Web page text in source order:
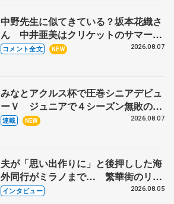
中野先生に似てきている？坂本花織さ
ん 中井亜美はクリケットのサマーキ
ャンプに 島田麻央はたくさん試合に
コメント全文 NEW 2026.08.07
みなとアクルス杯で圧巻シニアデビュ
ーＶ ジュニアで４シーズン無敗の島
田麻央
連載 NEW 2026.08.07
夫が「思い出作りに」と後押しした海
外同行がミラノまで… 繁華街のリン
クでは不良のお兄さんも味方に 小林
インタビュー 2026.08.05